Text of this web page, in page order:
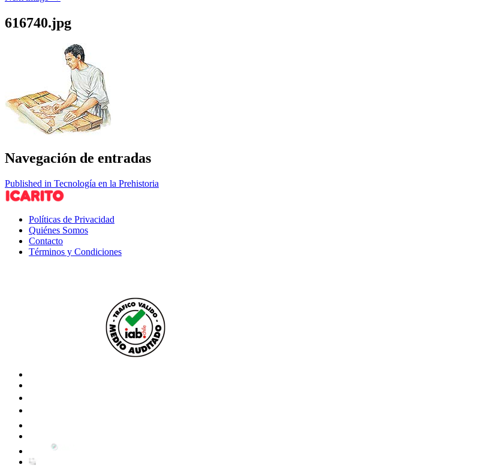
616740.jpg
Navegación de entradas
Published in Tecnología en la Prehistoria
Políticas de Privacidad
Quiénes Somos
Contacto
Términos y Condiciones